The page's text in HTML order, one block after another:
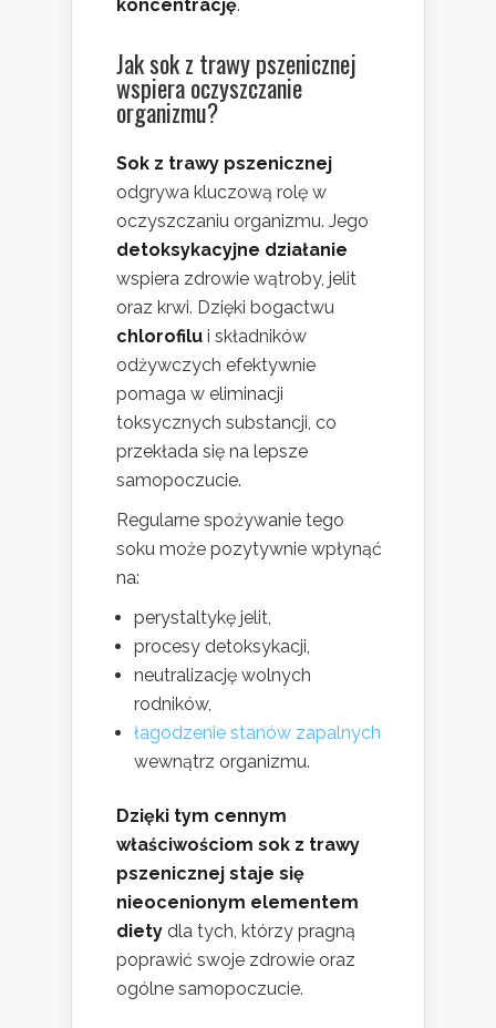
koncentrację.
Jak sok z trawy pszenicznej
wspieraoczyszczanie
organizmu?
Sok z trawy pszenicznej
odgrywa kluczową rolę w
oczyszczaniu organizmu. Jego
detoksykacyjne działanie
wspiera zdrowie wątroby, jelit
oraz krwi. Dzięki bogactwu
chlorofilu i składników
odżywczych efektywnie
pomaga w eliminacji
toksycznych substancji, co
przekłada się na lepsze
samopoczucie.
Regularne spożywanie tego
soku może pozytywnie wpłynąć
na:
perystaltykę jelit,
procesy detoksykacji,
neutralizację wolnych
rodników,
łagodzenie stanów zapalnych
wewnątrz organizmu.
Dzięki tym cennym
właściwościom sok z trawy
pszenicznej staje się
nieocenionym elementem
diety dla tych, którzy pragną
poprawić swoje zdrowie oraz
ogólne samopoczucie.